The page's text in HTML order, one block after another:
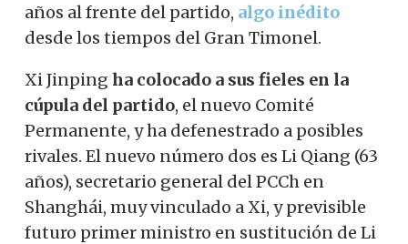
años al frente del partido, algo inédito
desde los tiempos del Gran Timonel.
Xi Jinping ha colocado a sus fieles en la
cúpula del partido, el nuevo Comité
Permanente, y ha defenestrado a posibles
rivales. El nuevo número dos es Li Qiang (63
años), secretario general del PCCh en
Shanghái, muy vinculado a Xi, y previsible
futuro primer ministro en sustitución de Li